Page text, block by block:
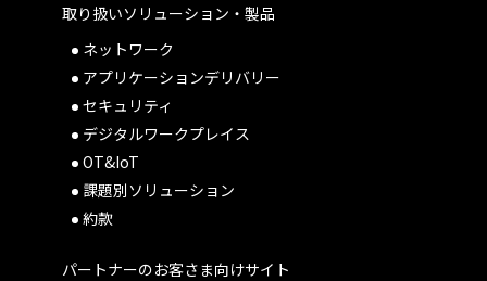
取り扱いソリューション・製品
ネットワーク
アプリケーションデリバリー
セキュリティ
デジタルワークプレイス
OT&IoT
課題別ソリューション
約款
パートナーのお客さま向けサイト